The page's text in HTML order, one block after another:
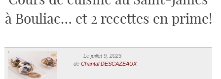
à Bouliac… et 2 recettes en prime!
Le juillet 9, 2023
de Chantal DESCAZEAUX